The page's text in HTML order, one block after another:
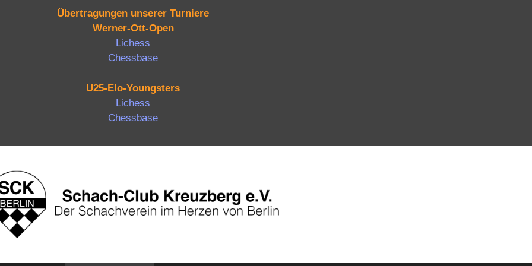
Übertragungen unserer Turniere
Werner-Ott-Open
Lichess
Chessbase
U25-Elo-Youngsters
Lichess
Chessbase